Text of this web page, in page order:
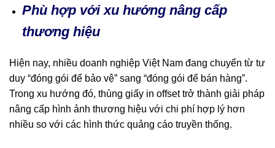
Phù hợp với xu hướng nâng cấp
thương hiệu
Hiện nay, nhiều doanh nghiệp Việt Nam đang chuyển từ tư
duy “đóng gói để bảo vệ” sang “đóng gói để bán hàng”.
Trong xu hướng đó, thùng giấy in offset trở thành giải pháp
nâng cấp hình ảnh thương hiệu với chi phí hợp lý hơn
nhiều so với các hình thức quảng cáo truyền thống.